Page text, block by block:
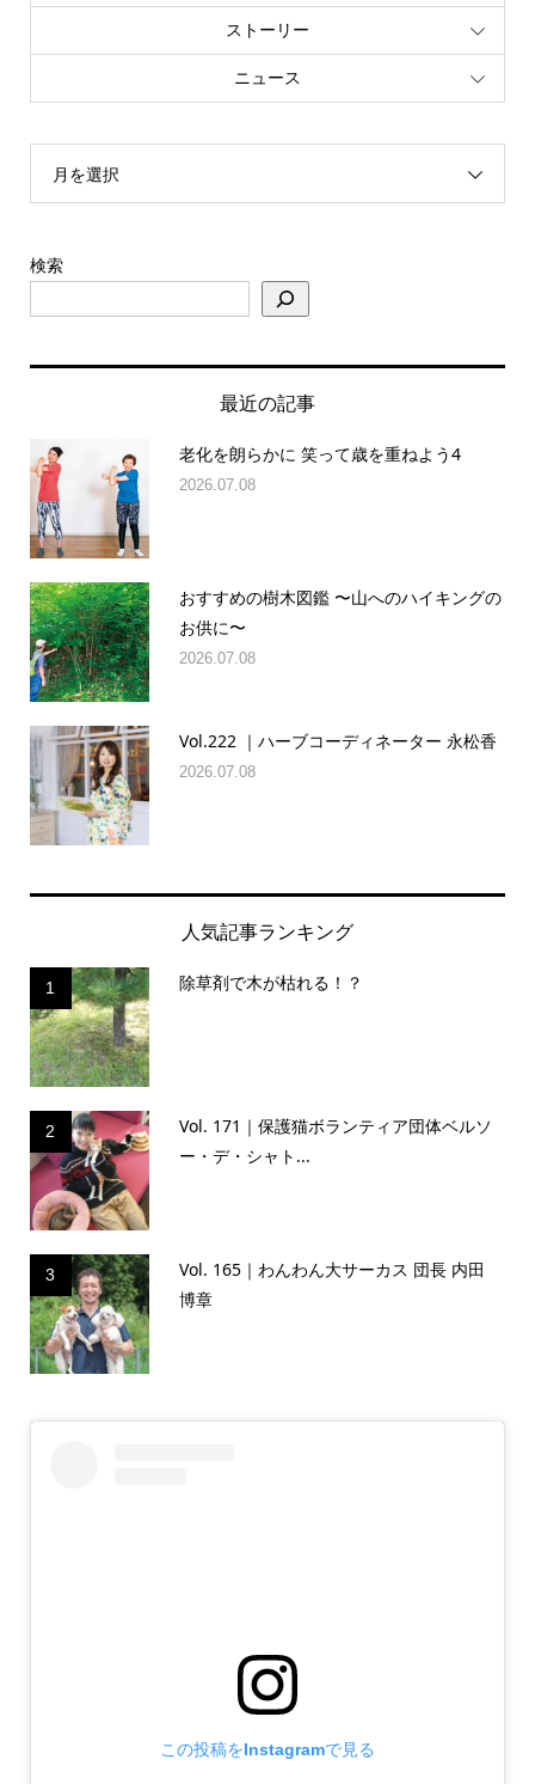
ストーリー
ニュース
月を選択
検索
最近の記事
老化を朗らかに 笑って歳を重ねよう4
2026.07.08
おすすめの樹木図鑑 〜山へのハイキングの
お供に〜
2026.07.08
Vol.222 ｜ハーブコーディネーター 永松香
2026.07.08
人気記事ランキング
1 除草剤で木が枯れる！？
2
Vol. 171｜保護猫ボランティア団体ベルソ
ー・デ・シャト...
3
Vol. 165｜わんわん大サーカス 団長 内田
博章
この投稿をInstagramで見る